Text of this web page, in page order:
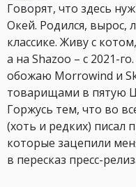
Говорят, что здесь
Окей. Родился, вырос,
классике. Живу с
а на Shazoo – с 2021-
обожаю Morrowind и
товарищами в пятую
Горжусь тем, что во
(хоть и редких) писал
которые зацепили
в пересказ пресс-